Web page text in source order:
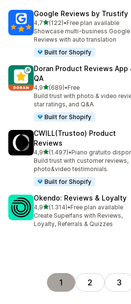
Google Reviews by Trustify
4,7stelle su 5
(122)
122 recensioni totali
•Free plan available
Showcase multi-business Google
Reviews with auto translation
Built for Shopify
Doran Product Reviews App
QA
4,9stelle su 5
(689)
689 recensioni totali
•Free
Build trust with photo & video
star ratings, and Q&A
Built for Shopify
CWILL(Trustoo) Product
Reviews
4,9stelle su 5
(1.497)
1497 recensioni totali
•Piano gratuito
Build trust with customer reviews,
photo&video testimonials.
Built for Shopify
Okendo: Reviews & Loyalty
4,9stelle su 5
(1.314)
1314 recensioni totali
•Free plan available
Create Superfans with Reviews,
Loyalty, Referrals & Quizzes
1 2 3